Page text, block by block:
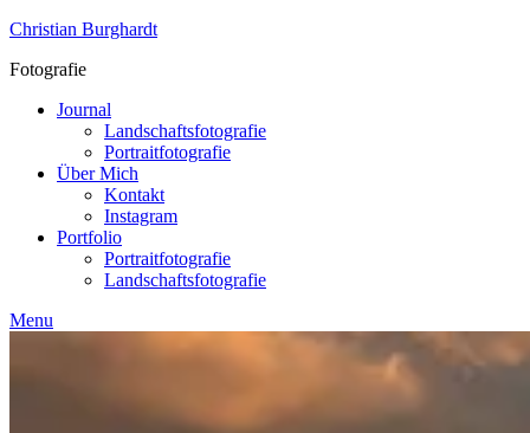
Skip
content
Christian Burghardt
Fotografie
Journal
Landschaftsfotografie
Portraitfotografie
Über Mich
Kontakt
Instagram
Portfolio
Portraitfotografie
Landschaftsfotografie
Menu